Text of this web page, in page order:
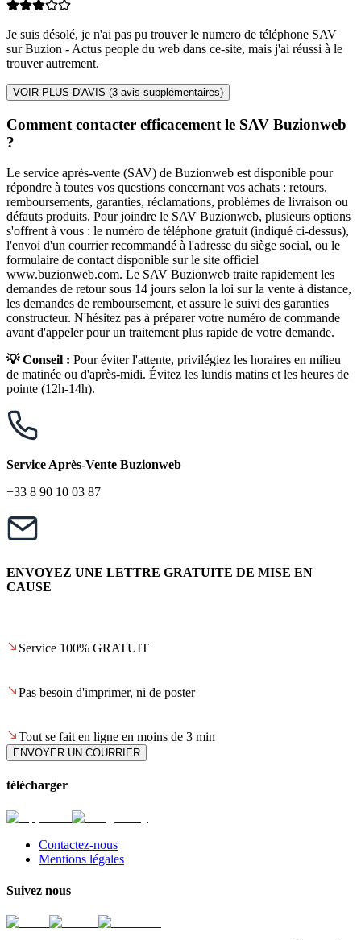
Je suis désolé, je n'ai pas pu trouver le numero de téléphone SAV
sur Buzion - Actus people du web dans ce-site, mais j'ai réussi à le
trouver autrement.
VOIR PLUS D'AVIS (3 avis supplémentaires)
Comment contacter efficacement le SAV Buzionweb
?
Le service après-vente (SAV) de Buzionweb est disponible pour
répondre à toutes vos questions concernant vos achats : retours,
remboursements, garanties, réclamations, problèmes de livraison ou
défauts produits. Pour joindre le SAV Buzionweb, plusieurs options
s'offrent à vous : le numéro de téléphone gratuit (indiqué ci-dessus),
l'envoi d'un courrier recommandé à l'adresse du siège social, ou le
formulaire de contact disponible sur le site officiel
www.buzionweb.com. Le SAV Buzionweb traite rapidement les
demandes de retour sous 14 jours selon la loi sur la vente à distance,
les demandes de remboursement, et assure le suivi des garanties
constructeur. N'hésitez pas à préparer votre numéro de commande
avant d'appeler pour un traitement plus rapide de votre demande.
💡 Conseil : Pour éviter l'attente, privilégiez les horaires en milieu
de matinée ou d'après-midi. Évitez les lundis matins et les heures de
pointe (12h-14h).
Service Après-Vente Buzionweb
+33 8 90 10 03 87
ENVOYEZ UNE LETTRE GRATUITE DE MISE EN
CAUSE
Service 100% GRATUIT
Pas besoin d'imprimer, ni de poster
Tout se fait en ligne en moins de 3 min
ENVOYER UN COURRIER
télécharger
Contactez-nous
Mentions légales
Suivez nous